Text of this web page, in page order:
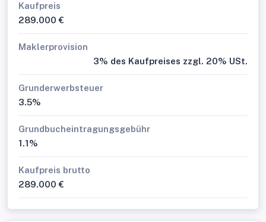
Kaufpreis
289.000 €
Maklerprovision
3% des Kaufpreises zzgl. 20% USt.
Grunderwerbsteuer
3.5%
Grundbucheintragungsgebühr
1.1%
Kaufpreis brutto
289.000 €